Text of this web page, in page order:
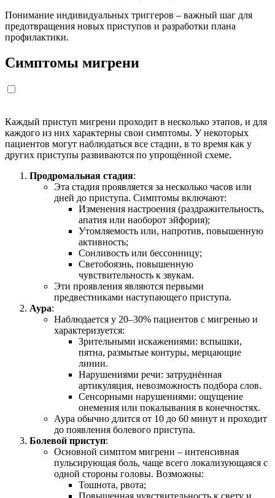
Понимание индивидуальных триггеров – важный шаг для
предотвращения новых приступов и разработки плана
профилактики.
Симптомы мигрени
Каждый приступ мигрени проходит в несколько этапов, и для
каждого из них характерны свои симптомы. У некоторых
пациентов могут наблюдаться все стадии, в то время как у
других приступы развиваются по упрощённой схеме.
Продромальная стадия:
Эта стадия проявляется за несколько часов или
дней до приступа. Симптомы включают:
Изменения настроения (раздражительность,
апатия или наоборот эйфория);
Утомляемость или, напротив, повышенную
активность;
Сонливость или бессонницу;
Светобоязнь, повышенную
чувствительность к звукам.
Эти проявления являются первыми
предвестниками наступающего приступа.
Аура:
Наблюдается у 20–30% пациентов с мигренью и
характеризуется:
Зрительными искажениями: вспышки,
пятна, размытые контуры, мерцающие
линии.
Нарушениями речи: затруднённая
артикуляция, невозможность подбора слов.
Сенсорными нарушениями: ощущение
онемения или покалывания в конечностях.
Аура обычно длится от 10 до 60 минут и проходит
до появления болевого приступа.
Болевой приступ:
Основной симптом мигрени – интенсивная
пульсирующая боль, чаще всего локализующаяся с
одной стороны головы. Возможны:
Тошнота, рвота;